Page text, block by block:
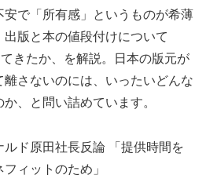
で「所有感」というものが希薄
版と本の値段付けについて
きたか、を解説。日本の版元が
さないのには、いったいどんな
、と問い詰めています。
ルド原田社長反論 「提供時間を
ィットのため」